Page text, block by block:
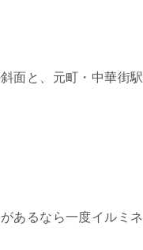
面と、元町・中華街
あるなら一度イルミ